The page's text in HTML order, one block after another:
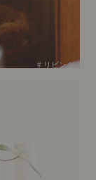
# リビング